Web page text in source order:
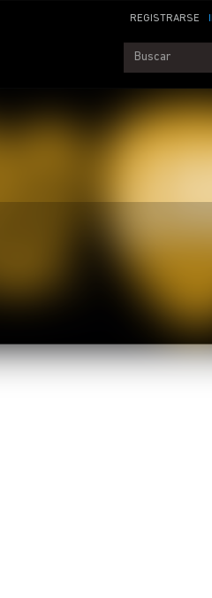
REGISTRARSE